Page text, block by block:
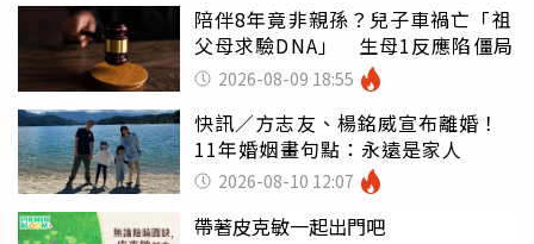
陪伴8年竟非親孫？兒子車禍亡「祖
父母求驗DNA」 生母1反應陷僵局
2026-08-09 18:55
快訊／方志友、楊銘威宣布離婚！
11年婚姻畫句點：永遠是家人
2026-08-10 12:07
帶著皮克敏一起出門吧